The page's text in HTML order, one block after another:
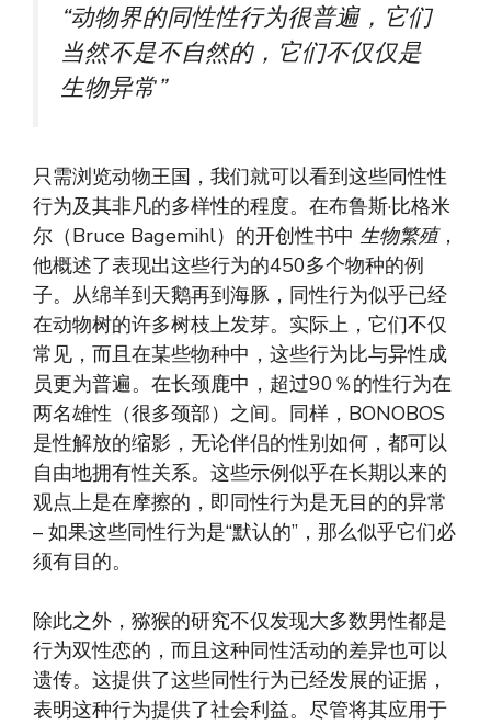
“动物界的同性性行为很普遍，它们
当然不是不自然的，它们不仅仅是
生物异常”
只需浏览动物王国，我们就可以看到这些同性性
行为及其非凡的多样性的程度。在布鲁斯·比格米
尔（Bruce Bagemihl）的开创性书中 生物繁殖，
他概述了表现出这些行为的450多个物种的例
子。从绵羊到天鹅再到海豚，同性行为似乎已经
在动物树的许多树枝上发芽。实际上，它们不仅
常见，而且在某些物种中，这些行为比与异性成
员更为普遍。在长颈鹿中，超过90％的性行为在
两名雄性（很多颈部）之间。同样，BONOBOS
是性解放的缩影，无论伴侣的性别如何，都可以
自由地拥有性关系。这些示例似乎在长期以来的
观点上是在摩擦的，即同性行为是无目的的异常
– 如果这些同性行为是“默认的”，那么似乎它们必
须有目的。
除此之外，猕猴的研究不仅发现大多数男性都是
行为双性恋的，而且这种同性活动的差异也可以
遗传。这提供了这些同性行为已经发展的证据，
表明这种行为提供了社会利益。尽管将其应用于